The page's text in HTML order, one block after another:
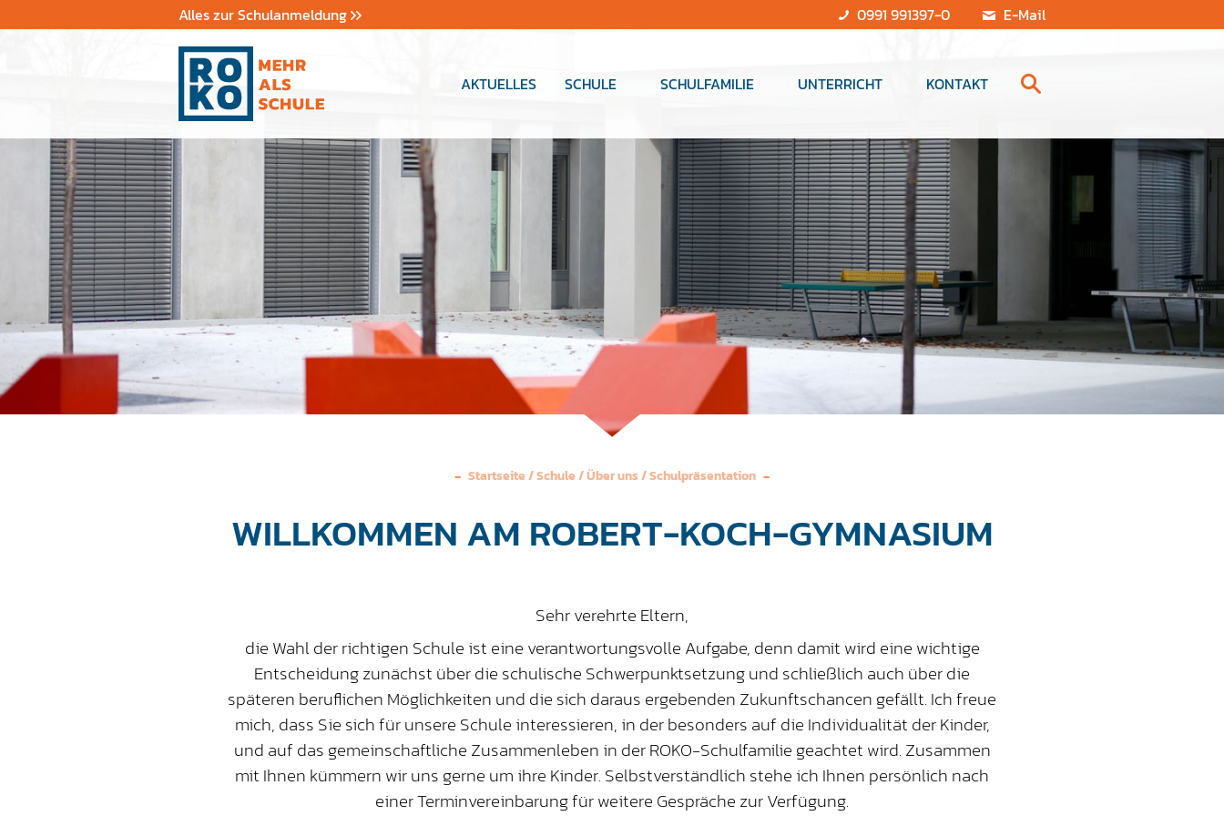
Alles zur Schulanmeldung 0991 991397-0 E-Mail
AKTUELLES SCHULE SCHULFAMILIE UNTERRICHT KONTAKT
Startseite/Schule/Über uns/Schulpräsentation
WILLKOMMEN AM ROBERT-KOCH-GYMNASIUM
Sehr verehrte Eltern,
die Wahl der richtigen Schule ist eine verantwortungsvolle Aufgabe, denn damit wird eine wichtige
Entscheidung zunächst über die schulische Schwerpunktsetzung und schließlich auch über die
späteren beruflichen Möglichkeiten und die sich daraus ergebenden Zukunftschancen gefällt. Ich freue
mich, dass Sie sich für unsere Schule interessieren, in der besonders auf die Individualität der Kinder,
und auf das gemeinschaftliche Zusammenleben in der ROKO-Schulfamilie geachtet wird. Zusammen
mit Ihnen kümmern wir uns gerne um ihre Kinder. Selbstverständlich stehe ich Ihnen persönlich nach
einer Terminvereinbarung für weitere Gespräche zur Verfügung.